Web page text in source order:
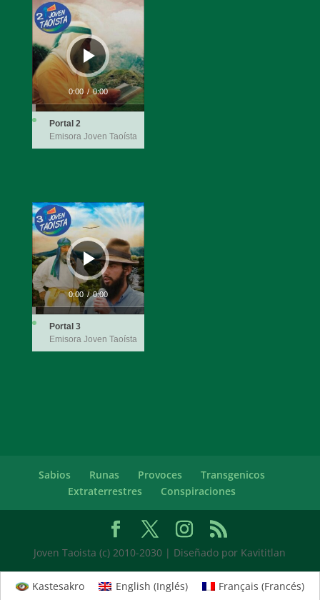
Reproductor
de
audio
0:00 / 0:00
Portal 2
Emisora Joven Taoísta
Reproductor
de
audio
0:00 / 0:00
Portal 3
Emisora Joven Taoísta
Sabios Runas Provoces
Transgenicos
Extraterrestres
Conspiraciones
Joven Taoista (c) 2010-2030 | Diseñado por Kavititlan
Kastesakro English (Inglés) Français (Francés)